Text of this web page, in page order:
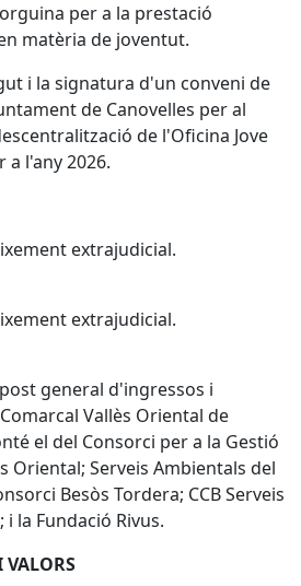
per a la prestació
matèria de joventut.
i la signatura d'un conveni de
de Canovelles per al
de l'Oficina Jove
a l'any 2026.
extrajudicial.
extrajudicial.
general d'ingressos i
Vallès Oriental de
el del Consorci per a la Gestió
Oriental; Serveis Ambientals del
Besòs Tordera; CCB Serveis
la Fundació Rivus.
VALORS